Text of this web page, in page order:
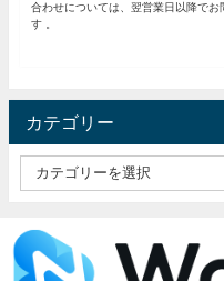
合わせについては、翌営業日以降で
す 。
カテゴリー